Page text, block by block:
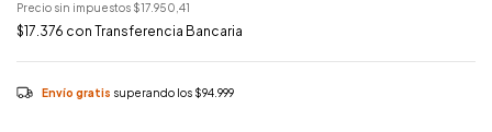
Precio sin impuestos $17.950,41
$17.376 con Transferencia Bancaria
Envío gratis superando los $94.999